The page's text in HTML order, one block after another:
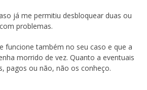
já me permitiu desbloquear duas ou
problemas.
funcione também no seu caso e que a
morrido de vez. Quanto a eventuais
pagos ou não, não os conheço.